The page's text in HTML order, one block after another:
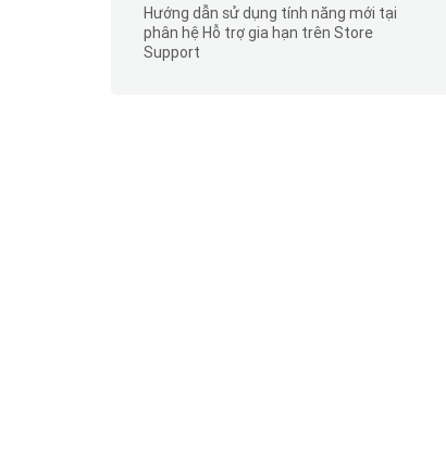
Hướng dẫn sử dụng tính năng mới tại
phân hệ Hỗ trợ gia hạn trên Store
Support